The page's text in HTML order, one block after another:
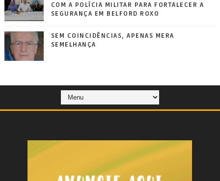
COM A POLÍCIA MILITAR PARA FORTALECER A
SEGURANÇA EM BELFORD ROXO
SEM COINCIDÊNCIAS, APENAS MERA
SEMELHANÇA